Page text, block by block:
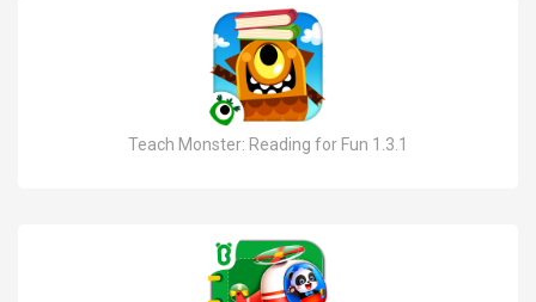
Teach Monster: Reading for Fun 1.3.1